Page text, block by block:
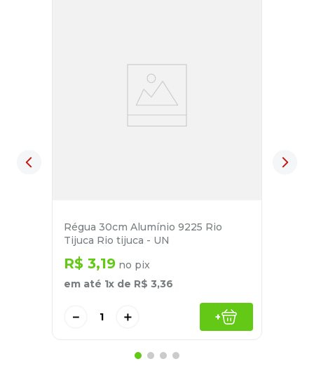
Régua 30cm Alumínio 9225 Rio
Tijuca Rio tijuca - UN
R$ 3,19 no pix
em até 1x de R$ 3,36
＋
－ +